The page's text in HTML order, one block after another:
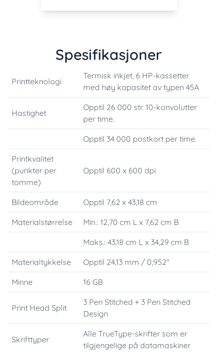
Spesifikasjoner
Printteknologi
Termisk inkjet, 6 HP-kassetter
med høy kapasitet av typen 45A
Hastighet
Opptil 26 000 str. 10-konvolutter
per time.
Opptil 34 000 postkort per time.
Printkvalitet
(punkter per
tomme)
Opptil 600 x 600 dpi
Bildeområde Opptil 7,62 x 43,18 cm
Materialstørrelse Min.: 12,70 cm L x 7,62 cm B
Maks.: 43,18 cm L x 34,29 cm B
Materialtykkelse Opptil 24,13 mm / 0,952"
Minne 16 GB
Print Head Split
3 Pen Stitched + 3 Pen Stitched
Design
Skrifttyper
Alle TrueType-skrifter som er
tilgjengelige på datamaskiner